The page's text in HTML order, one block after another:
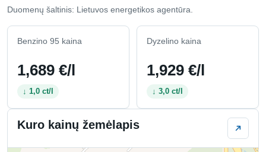
Duomenų šaltinis: Lietuvos energetikos agentūra.
Benzino 95 kaina
1,689 €/l
↓ 1,0 ct/l
Dyzelino kaina
1,929 €/l
↓ 3,0 ct/l
Kuro kainų žemėlapis